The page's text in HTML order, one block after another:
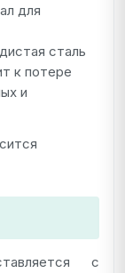
для
сталь
к потере
и
с